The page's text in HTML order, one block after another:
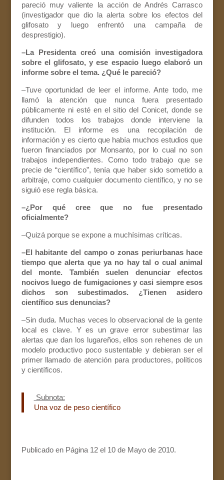
pareció muy valiente la acción de Andrés Carrasco
(investigador que dio la alerta sobre los efectos del
glifosato y luego enfrentó una campaña de
desprestigio).
–La Presidenta creó una comisión investigadora
sobre el glifosato, y ese espacio luego elaboró un
informe sobre el tema. ¿Qué le pareció?
–Tuve oportunidad de leer el informe. Ante todo, me
llamó la atención que nunca fuera presentado
públicamente ni esté en el sitio del Conicet, donde se
difunden todos los trabajos donde interviene la
institución. El informe es una recopilación de
información y es cierto que había muchos estudios que
fueron financiados por Monsanto, por lo cual no son
trabajos independientes. Como todo trabajo que se
precie de “científico”, tenía que haber sido sometido a
arbitraje, como cualquier documento científico, y no se
siguió ese regla básica.
–¿Por qué cree que no fue presentado
oficialmente?
–Quizá porque se expone a muchísimas críticas.
–El habitante del campo o zonas periurbanas hace
tiempo que alerta que ya no hay tal o cual animal
del monte. También suelen denunciar efectos
nocivos luego de fumigaciones y casi siempre esos
dichos son subestimados. ¿Tienen asidero
científico sus denuncias?
–Sin duda. Muchas veces lo observacional de la gente
local es clave. Y es un grave error subestimar las
alertas que dan los lugareños, ellos son rehenes de un
modelo productivo poco sustentable y debieran ser el
primer llamado de atención para productores, políticos
y científicos.
Subnota:
Una voz de peso científico
Publicado en Página 12 el 10 de Mayo de 2010.